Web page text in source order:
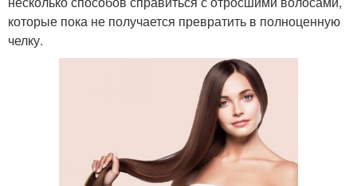
которые пока не получается превратить в полноценную
челку.